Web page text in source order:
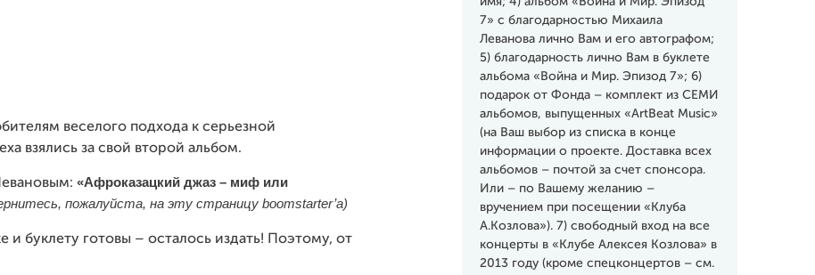
7» с благодарностью Михаила
Леванова лично Вам и его автографом;
5) благодарность лично Вам в буклете
альбома «Война и Мир. Эпизод 7»; 6)
подарок от Фонда – комплект из СЕМИ
альбомов, выпущенных «ArtBeat Music»
(на Ваш выбор из списка в конце
информации о проекте. Доставка всех
альбомов – почтой за счет спонсора.
Или – по Вашему желанию –
вручением при посещении «Клуба
А.Козлова»). 7) свободный вход на все
концерты в «Клубе Алексея Козлова» в
2013 году (кроме спецконцертов – см.
веселого подхода к серьезной
взялись за свой второй альбом.
«Афроказацкий джаз – миф или
пожалуйста, на эту страницу boomstarter’a)
буклету готовы – осталось издать! Поэтому, от